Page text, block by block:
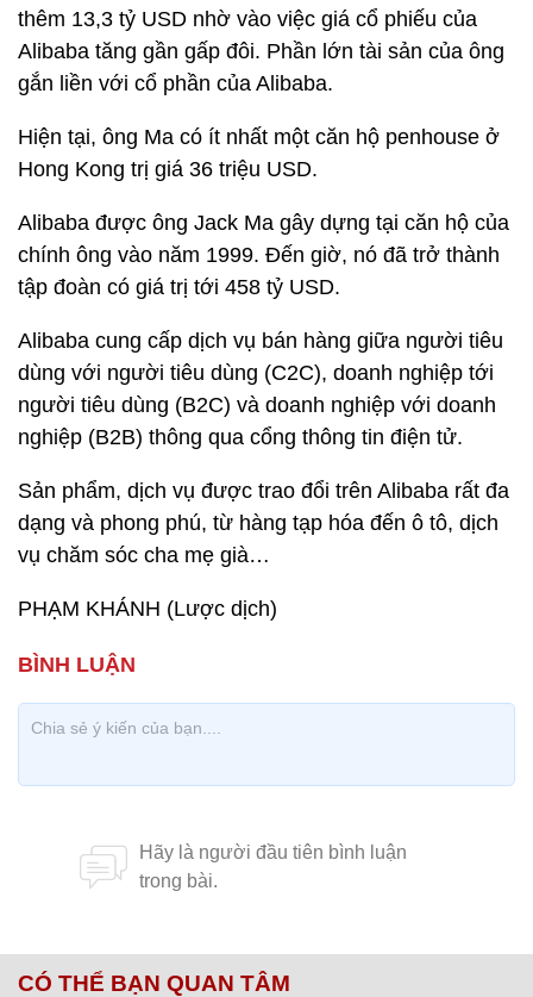
thêm 13,3 tỷ USD nhờ vào việc giá cổ phiếu của
Alibaba tăng gần gấp đôi. Phần lớn tài sản của ông
gắn liền với cổ phần của Alibaba.
Hiện tại, ông Ma có ít nhất một căn hộ penhouse ở
Hong Kong trị giá 36 triệu USD.
Alibaba được ông Jack Ma gây dựng tại căn hộ của
chính ông vào năm 1999. Đến giờ, nó đã trở thành
tập đoàn có giá trị tới 458 tỷ USD.
Alibaba cung cấp dịch vụ bán hàng giữa người tiêu
dùng với người tiêu dùng (C2C), doanh nghiệp tới
người tiêu dùng (B2C) và doanh nghiệp với doanh
nghiệp (B2B) thông qua cổng thông tin điện tử.
Sản phẩm, dịch vụ được trao đổi trên Alibaba rất đa
dạng và phong phú, từ hàng tạp hóa đến ô tô, dịch
vụ chăm sóc cha mẹ già…
PHẠM KHÁNH (Lược dịch)
CÓ THỂ BẠN QUAN TÂM